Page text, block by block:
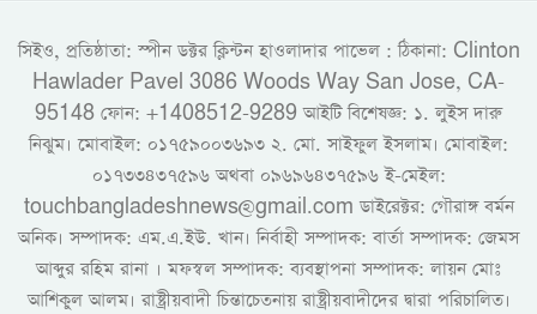
সিইও, প্রতিষ্ঠাতা: স্পীন ডক্টর ক্লিন্টন হাওলাদার পাভেল : ঠিকানা: Clinton
Hawlader Pavel 3086 Woods Way San Jose, CA-
95148 ফোন: +1408512-9289 আইটি বিশেষজ্ঞ: ১. লুইস দারু
নিঝুম। ‎মোবাইল: ০১৭৫৯০০৩৬৯৩ ২. মো. সাইফুল ইসলাম। মোবাইল:
০১৭৩৩৪৩৭৫৯৬ অথবা ০৯৬৯৬৪৩৭৫৯৬ ই-মেইল:
touchbangladeshnews@gmail.com ডাইরেক্টর: গৌরাঙ্গ বর্মন
অনিক। সম্পাদক: এম.এ.ইউ. খান। নির্বাহী সম্পাদক: বার্তা সম্পাদক: জেমস
আব্দুর রহিম রানা । মফস্বল সম্পাদক: ব্যবস্থাপনা সম্পাদক: লায়ন মোঃ
আশিকুল আলম। রাষ্ট্রীয়বাদী চিন্তাচেতনায় রাষ্ট্রীয়বাদীদের দ্বারা পরিচালিত।